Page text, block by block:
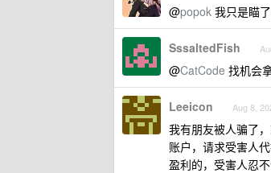
@popok 我只是瞄
SssaltedFish
@CatCode 找机会
Leeicon Aug 8,
我有朋友被人骗了
账户，请求受害人
盈利的，受害人忍